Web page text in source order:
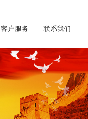
客户服务 联系我们